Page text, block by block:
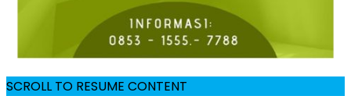
SCROLL TO RESUME CONTENT